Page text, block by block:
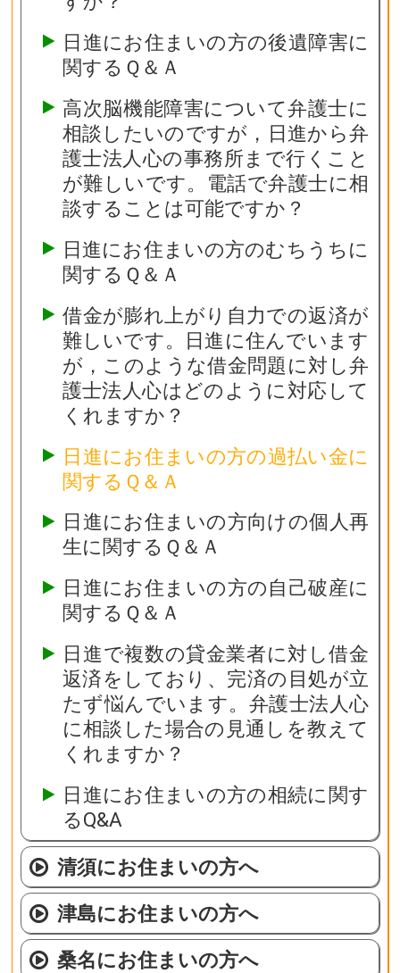
日進にお住まいの方の後遺障害に
関するＱ＆Ａ
高次脳機能障害について弁護士に
相談したいのですが，日進から弁
護士法人心の事務所まで行くこと
が難しいです。電話で弁護士に相
談することは可能ですか？
日進にお住まいの方のむちうちに
関するＱ＆Ａ
借金が膨れ上がり自力での返済が
難しいです。日進に住んでいます
が，このような借金問題に対し弁
護士法人心はどのように対応して
くれますか？
日進にお住まいの方の過払い金に
関するＱ＆Ａ
日進にお住まいの方向けの個人再
生に関するＱ＆Ａ
日進にお住まいの方の自己破産に
関するＱ＆Ａ
日進で複数の貸金業者に対し借金
返済をしており、完済の目処が立
たず悩んでいます。弁護士法人心
に相談した場合の見通しを教えて
くれますか？
日進にお住まいの方の相続に関す
るQ&A
清須にお住まいの方へ
津島にお住まいの方へ
桑名にお住まいの方へ